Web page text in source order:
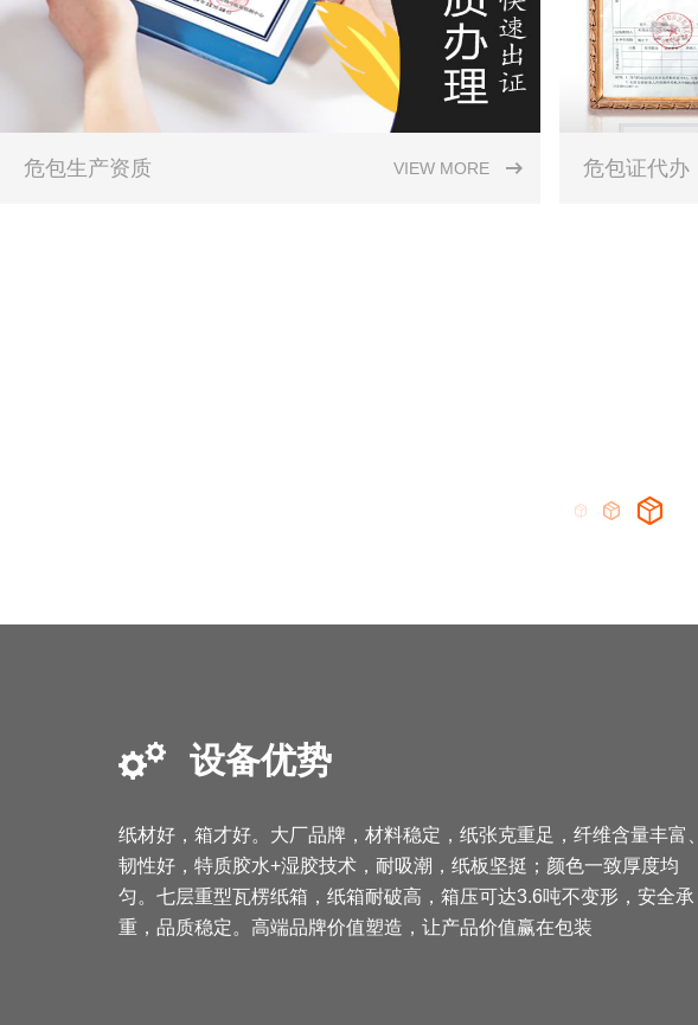
危包生产资质 VIEW MORE 危包证代办
设备优势
纸材好，箱才好。大厂品牌，材料稳定，纸张克重足，纤维含量丰富、
韧性好，特质胶水+湿胶技术，耐吸潮，纸板坚挺；颜色一致厚度均
匀。七层重型瓦楞纸箱，纸箱耐破高，箱压可达3.6吨不变形，安全承
重，品质稳定。高端品牌价值塑造，让产品价值赢在包装